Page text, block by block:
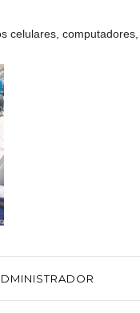
celulares, computadores,